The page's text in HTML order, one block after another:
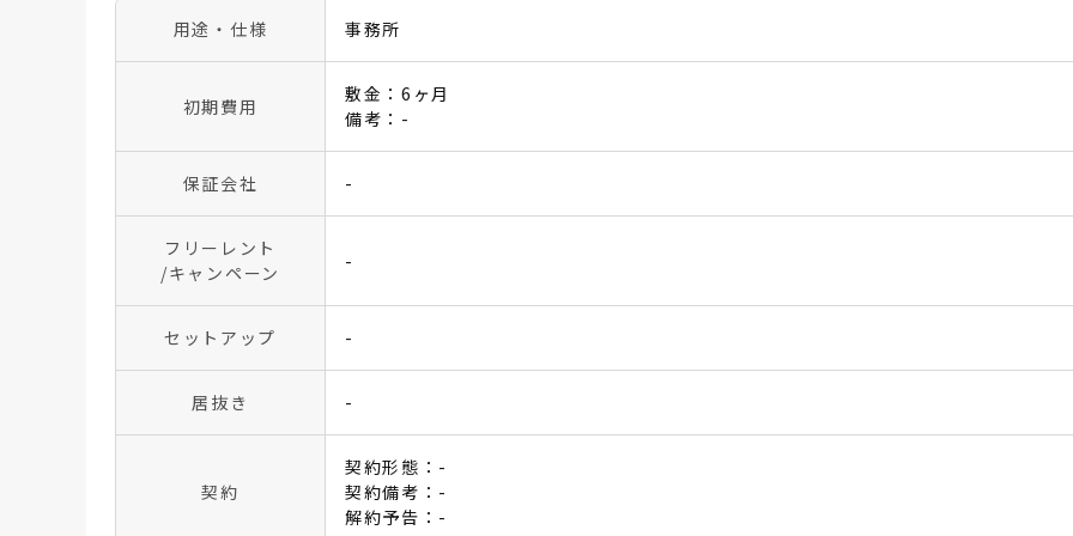
用途・仕様 事務所
初期費用
敷金：6ヶ月
備考：-
保証会社 -
フリーレント
/キャンペーン
-
セットアップ -
居抜き -
契約
契約形態：-
契約備考：-
解約予告：-